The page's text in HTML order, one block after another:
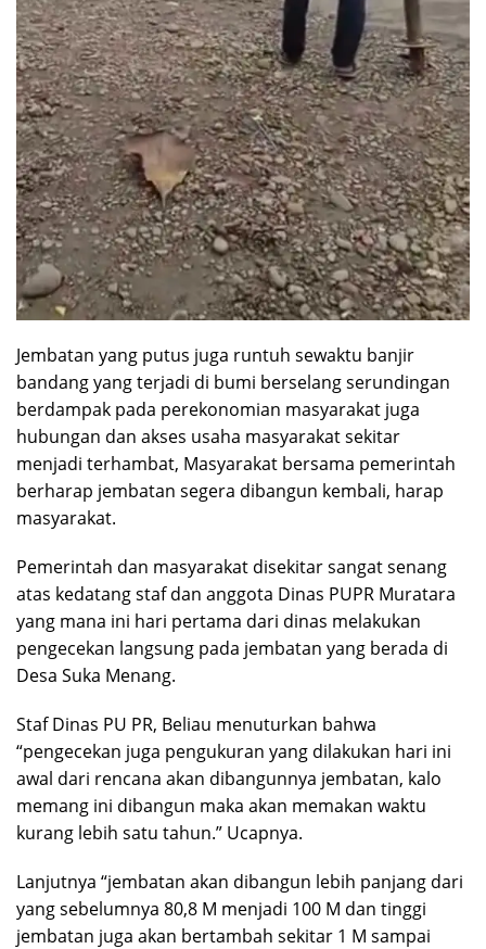
Jembatan yang putus juga runtuh sewaktu banjir
bandang yang terjadi di bumi berselang serundingan
berdampak pada perekonomian masyarakat juga
hubungan dan akses usaha masyarakat sekitar
menjadi terhambat, Masyarakat bersama pemerintah
berharap jembatan segera dibangun kembali, harap
masyarakat.
Pemerintah dan masyarakat disekitar sangat senang
atas kedatang staf dan anggota Dinas PUPR Muratara
yang mana ini hari pertama dari dinas melakukan
pengecekan langsung pada jembatan yang berada di
Desa Suka Menang.
Staf Dinas PU PR, Beliau menuturkan bahwa
“pengecekan juga pengukuran yang dilakukan hari ini
awal dari rencana akan dibangunnya jembatan, kalo
memang ini dibangun maka akan memakan waktu
kurang lebih satu tahun.” Ucapnya.
Lanjutnya “jembatan akan dibangun lebih panjang dari
yang sebelumnya 80,8 M menjadi 100 M dan tinggi
jembatan juga akan bertambah sekitar 1 M sampai